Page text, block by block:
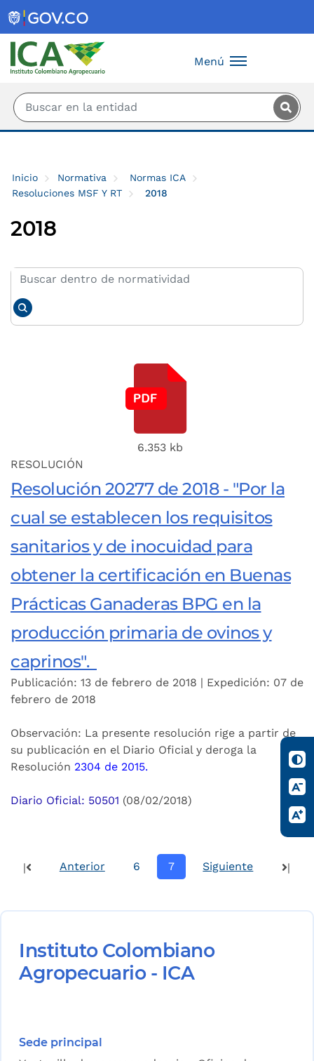
Menú
Inicio Normativa
Normas ICA
Resoluciones MSF Y RT
2018
2018
6.353 kb
RESOLUCIÓN
Resolución 20277 de 2018 - "Por la
cual se establecen los requisitos
sanitarios y de inocuidad para
obtener la certificación en Buenas
Prácticas Ganaderas BPG en la
producción primaria de ovinos y
caprinos".
Publicación: 13 de febrero de 2018 | Expedición: 07 de
febrero de 2018
Observación: La presente resolución rige a partir de
su publicación en el Diario Oficial y deroga la
Resolución 2304 de 2015.
Diario Oficial: 50501 (08/02/2018)
| Anterior 6 7 Siguiente |
Instituto Colombiano
Agropecuario - ICA
Sede principal